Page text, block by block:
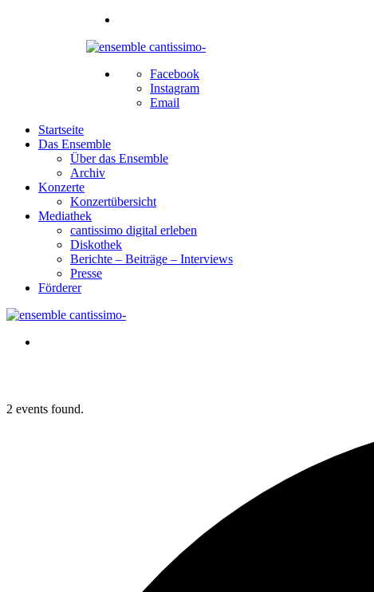
Facebook
Instagram
Email
Startseite
Das Ensemble
Über das Ensemble
Archiv
Konzerte
Konzertübersicht
Mediathek
cantissimo digital erleben
Diskothek
Berichte – Beiträge – Interviews
Presse
Förderer
2 events found.